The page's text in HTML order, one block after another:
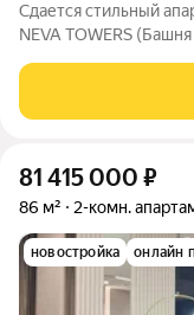
Сдается стильный
NEVA TOWERS (Башня 2), 62 этаж
на исторический
Останкинскую башню,
81 415 000 ₽
86 м² 2-комн.
новостройка онлайн